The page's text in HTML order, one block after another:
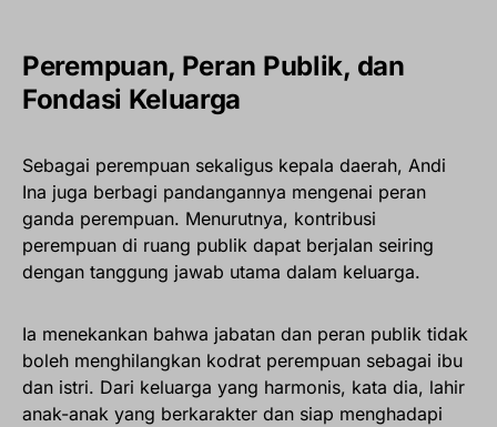
Perempuan, Peran Publik, dan
Fondasi Keluarga
Sebagai perempuan sekaligus kepala daerah, Andi
Ina juga berbagi pandangannya mengenai peran
ganda perempuan. Menurutnya, kontribusi
perempuan di ruang publik dapat berjalan seiring
dengan tanggung jawab utama dalam keluarga.
Ia menekankan bahwa jabatan dan peran publik tidak
boleh menghilangkan kodrat perempuan sebagai ibu
dan istri. Dari keluarga yang harmonis, kata dia, lahir
anak-anak yang berkarakter dan siap menghadapi